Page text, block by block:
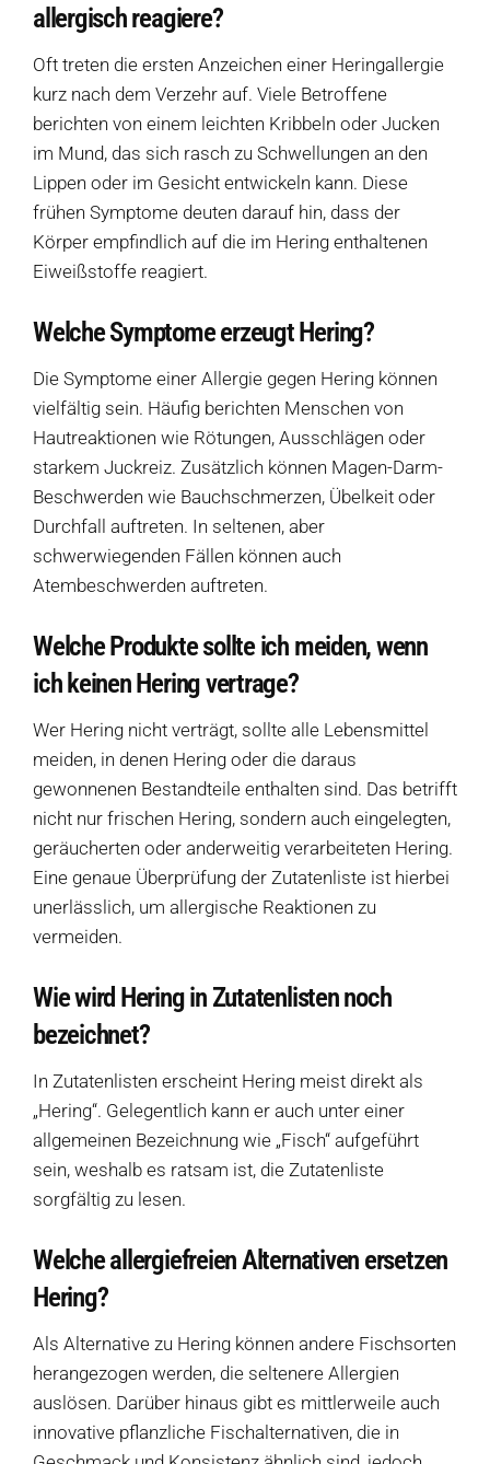
allergisch reagiere?
Oft treten die ersten Anzeichen einer Heringallergie
kurz nach dem Verzehr auf. Viele Betroffene
berichten von einem leichten Kribbeln oder Jucken
im Mund, das sich rasch zu Schwellungen an den
Lippen oder im Gesicht entwickeln kann. Diese
frühen Symptome deuten darauf hin, dass der
Körper empfindlich auf die im Hering enthaltenen
Eiweißstoffe reagiert.
Welche Symptome erzeugt Hering?
Die Symptome einer Allergie gegen Hering können
vielfältig sein. Häufig berichten Menschen von
Hautreaktionen wie Rötungen, Ausschlägen oder
starkem Juckreiz. Zusätzlich können Magen-Darm-
Beschwerden wie Bauchschmerzen, Übelkeit oder
Durchfall auftreten. In seltenen, aber
schwerwiegenden Fällen können auch
Atembeschwerden auftreten.
Welche Produkte sollte ich meiden, wenn
ich keinen Hering vertrage?
Wer Hering nicht verträgt, sollte alle Lebensmittel
meiden, in denen Hering oder die daraus
gewonnenen Bestandteile enthalten sind. Das betrifft
nicht nur frischen Hering, sondern auch eingelegten,
geräucherten oder anderweitig verarbeiteten Hering.
Eine genaue Überprüfung der Zutatenliste ist hierbei
unerlässlich, um allergische Reaktionen zu
vermeiden.
Wie wird Hering in Zutatenlisten noch
bezeichnet?
In Zutatenlisten erscheint Hering meist direkt als
„Hering“. Gelegentlich kann er auch unter einer
allgemeinen Bezeichnung wie „Fisch“ aufgeführt
sein, weshalb es ratsam ist, die Zutatenliste
sorgfältig zu lesen.
Welche allergiefreien Alternativen ersetzen
Hering?
Als Alternative zu Hering können andere Fischsorten
herangezogen werden, die seltenere Allergien
auslösen. Darüber hinaus gibt es mittlerweile auch
innovative pflanzliche Fischalternativen, die in
Über uns
Produkte